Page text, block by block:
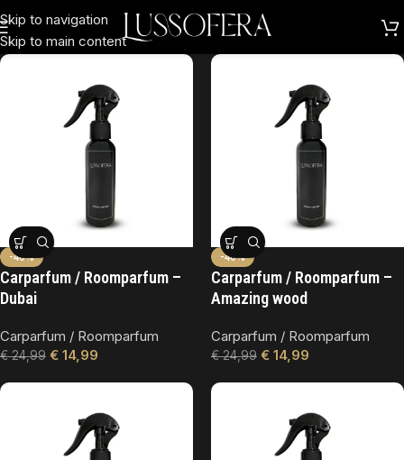
Skip to navigation
Skip to main content
-40%
Carparfum / Roomparfum –
Dubai
Carparfum / Roomparfum
€24,99 € 14,99
-40%
Carparfum / Roomparfum –
Amazing wood
Carparfum / Roomparfum
€24,99 € 14,99